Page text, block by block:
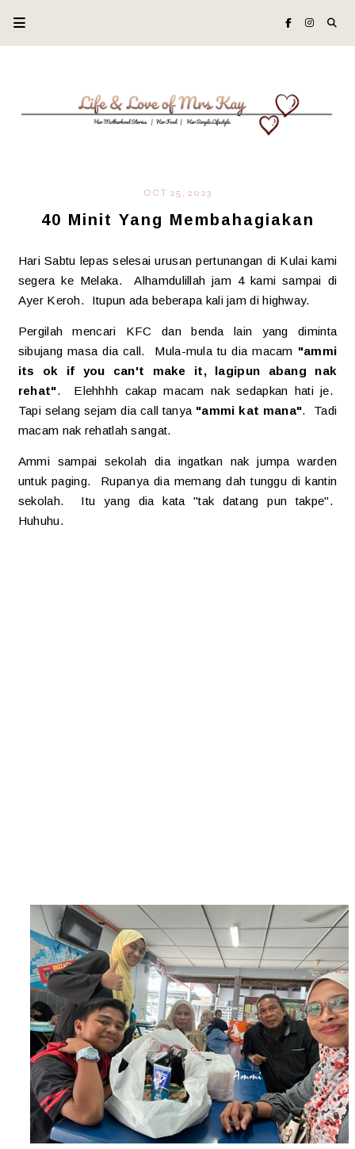
OCT 25, 2023
40 Minit Yang Membahagiakan
Hari Sabtu lepas selesai urusan pertunangan di Kulai kami
segera ke Melaka. Alhamdulillah jam 4 kami sampai di
Ayer Keroh. Itupun ada beberapa kali jam di highway.
Pergilah mencari KFC dan benda lain yang diminta
sibujang masa dia call. Mula-mula tu dia macam "ammi
its ok if you can't make it, lagipun abang nak
rehat". Elehhhh cakap macam nak sedapkan hati je.
Tapi selang sejam dia call tanya "ammi kat mana". Tadi
macam nak rehatlah sangat.
Ammi sampai sekolah dia ingatkan nak jumpa warden
untuk paging. Rupanya dia memang dah tunggu di kantin
sekolah. Itu yang dia kata "tak datang pun takpe".
Huhuhu.